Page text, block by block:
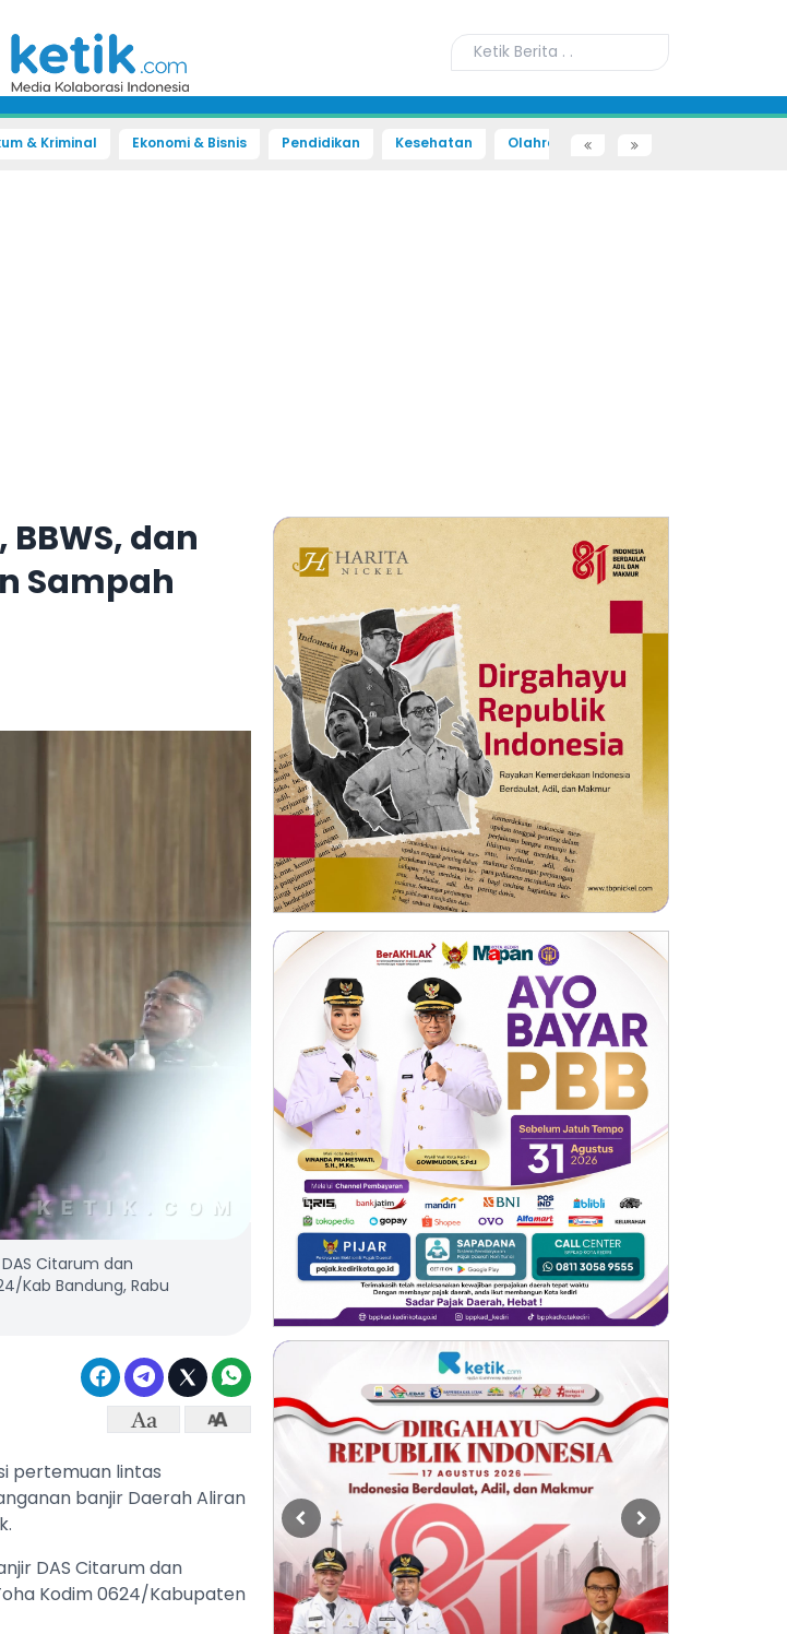
& Kriminal Ekonomi & Bisnis Pendidikan Kesehatan Olahraga Sains dan Teknologi
dan
Sampah
Citarum dan
Kab Bandung, Rabu
pertemuan lintas
banjir Daerah Aliran
DAS Citarum dan
Kodim 0624/Kabupaten